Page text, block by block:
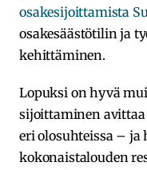
osakesijoittamista
osakesäästötilin ja
kehittäminen.
Lopuksi on hyvä
sijoittaminen
eri olosuhteissa –
kokonaistalouden